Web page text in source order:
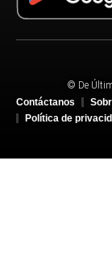
© De
Contáctanos
Política de